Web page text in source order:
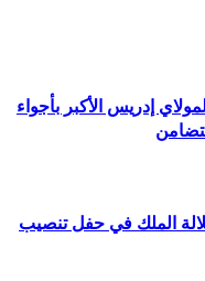
إدريس الأكبر بأجواء
الملك في حفل تنصيب